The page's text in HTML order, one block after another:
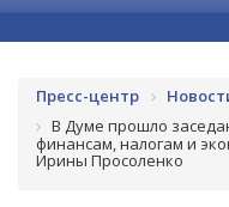
Пресс-центр
В Думе прошло
финансам, налогам и
Ирины Просоленко